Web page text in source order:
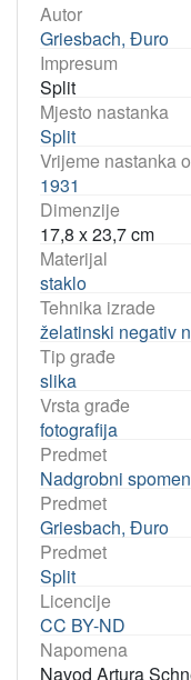
Autor
Griesbach, Đuro
Impresum
Split
Mjesto nastanka
Split
Vrijeme nastanka
1931
Dimenzije
17,8 x 23,7 cm
Materijal
staklo
Tehnika izrade
želatinski negativ
Tip građe
slika
Vrsta građe
fotografija
Predmet
Nadgrobni
Predmet
Griesbach, Đuro
Predmet
Split
Licencije
CC BY-ND
Napomena
Navod Artura